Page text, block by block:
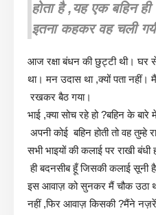
होता है ,यह एक बहिन
इतना कहकर वह चली
आज रक्षा बंधन की छुट्टी थी। घर से
था। मन उदास था ,क्यों पता नहीं।
रखकर बैठ गया।
भाई ,क्या सोच रहे हो ?बहिन के
अपनी कोई बहिन होती तो वह तुम्हे
सभी भाइयों की कलाई पर राखी
ही बदनसीब हूँ जिसकी कलाई सूनी
इस आवाज़ को सुनकर मैं चौक उठा
नहीं ,फिर आवाज़ किसकी ?मैंने